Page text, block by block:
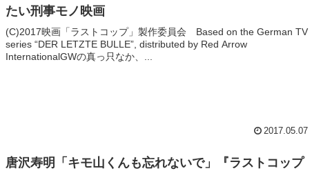
たい刑事モノ映画
(C)2017映画「ラストコップ」製作委員会 Based on the German TV
series “DER LETZTE BULLE”, distributed by Red Arrow
InternationalGWの真っ只なか、...
2017.05.07
唐沢寿明「キモ山くんも忘れないで」『ラストコップ